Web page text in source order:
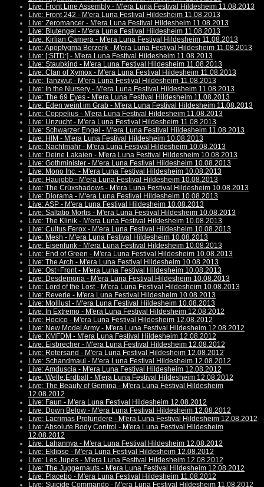
Live: Front Line Assembly - M'era Luna Festival Hildesheim 11.08.2013
Live: Front 242 - M'era Luna Festival Hildesheim 11.08.2013
Live: Zeromancer - M'era Luna Festival Hildesheim 11.08.2013
Live: Blutengel - M'era Luna Festival Hildesheim 11.08.2013
Live: Kirlian Camera - M'era Luna Festival Hildesheim 11.08.2013
Live: Apoptygma Berzerk - M'era Luna Festival Hildesheim 11.08.2013
Live: [:SITD:] - M'era Luna Festival Hildesheim 11.08.2013
Live: Staubkind - M'era Luna Festival Hildesheim 11.08.2013
Live: Clan of Xymox - M'era Luna Festival Hildesheim 11.08.2013
Live: Tanzwut - M'era Luna Festival Hildesheim 11.08.2013
Live: In the Nursery - M'era Luna Festival Hildesheim 11.08.2013
Live: The 69 Eyes - M'era Luna Festival Hildesheim 11.08.2013
Live: Eden weint im Grab - M'era Luna Festival Hildesheim 11.08.2013
Live: Coppelius - M'era Luna Festival Hildesheim 11.08.2013
Live: Unzucht - M'era Luna Festival Hildesheim 11.08.2013
Live: Schwarzer Engel - M'era Luna Festival Hildesheim 11.08.2013
Live: HIM - M'era Luna Festival Hildesheim 10.08.2013
Live: Nachtmahr - M'era Luna Festival Hildesheim 10.08.2013
Live: Deine Lakaien - M'era Luna Festival Hildesheim 10.08.2013
Live: Gothminister - M'era Luna Festival Hildesheim 10.08.2013
Live: Mono Inc. - M'era Luna Festival Hildesheim 10.08.2013
Live: Haujobb - M'era Luna Festival Hildesheim 10.08.2013
Live: The Crüxshadows - M'era Luna Festival Hildesheim 10.08.2013
Live: Diorama - M'era Luna Festival Hildesheim 10.08.2013
Live: ASP - M'era Luna Festival Hildesheim 10.08.2013
Live: Saltatio Mortis - M'era Luna Festival Hildesheim 10.08.2013
Live: The Klinik - M'era Luna Festival Hildesheim 10.08.2013
Live: Cultus Ferox - M'era Luna Festival Hildesheim 10.08.2013
Live: Mesh - M'era Luna Festival Hildesheim 10.08.2013
Live: Eisenfunk - M'era Luna Festival Hildesheim 10.08.2013
Live: End of Green - M'era Luna Festival Hildesheim 10.08.2013
Live: The Arch - M'era Luna Festival Hildesheim 10.08.2013
Live: Ost+Front - M'era Luna Festival Hildesheim 10.08.2013
Live: Desdemona - M'era Luna Festival Hildesheim 10.08.2013
Live: Lord of the Lost - M'era Luna Festival Hildesheim 10.08.2013
Live: Reverie - M'era Luna Festival Hildesheim 10.08.2013
Live: Molllust - M'era Luna Festival Hildesheim 10.08.2013
Live: In Extremo - M'era Luna Festival Hildesheim 12.08.2012
Live: Hocico - M'era Luna Festival Hildesheim 12.08.2012
Live: New Model Army - M'era Luna Festival Hildesheim 12.08.2012
Live: KMFDM - M'era Luna Festival Hildesheim 12.08.2012
Live: Eisbrecher - M'era Luna Festival Hildesheim 12.08.2012
Live: Rotersand - M'era Luna Festival Hildesheim 12.08.2012
Live: Schandmaul - M'era Luna Festival Hildesheim 12.08.2012
Live: Amduscia - M'era Luna Festival Hildesheim 12.08.2012
Live: Welle:Erdball - M'era Luna Festival Hildesheim 12.08.2012
Live: The Beauty of Gemina - M'era Luna Festival Hildesheim
12.08.2012
Live: Faun - M'era Luna Festival Hildesheim 12.08.2012
Live: Down Below - M'era Luna Festival Hildesheim 12.08.2012
Live: Lacrimas Profundere - M'era Luna Festival Hildesheim 12.08.2012
Live: Absolute Body Control - M'era Luna Festival Hildesheim
12.08.2012
Live: Lahannya - M'era Luna Festival Hildesheim 12.08.2012
Live: Eklipse - M'era Luna Festival Hildesheim 12.08.2012
Live: Les Jupes - M'era Luna Festival Hildesheim 12.08.2012
Live: The Juggernauts - M'era Luna Festival Hildesheim 12.08.2012
Live: Placebo - M'era Luna Festival Hildesheim 11.08.2012
Live: Suicide Commando - M'era Luna Festival Hildesheim 11.08.2012